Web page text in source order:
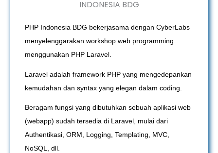
PHP Indonesia BDG bekerjasama dengan CyberLabs
menyelenggarakan workshop web programming
menggunakan PHP Laravel.
Laravel adalah framework PHP yang mengedepankan
kemudahan dan syntax yang elegan dalam coding.
Beragam fungsi yang dibutuhkan sebuah aplikasi web
(webapp) sudah tersedia di Laravel, mulai dari
Authentikasi, ORM, Logging, Templating, MVC,
NoSQL, dll.